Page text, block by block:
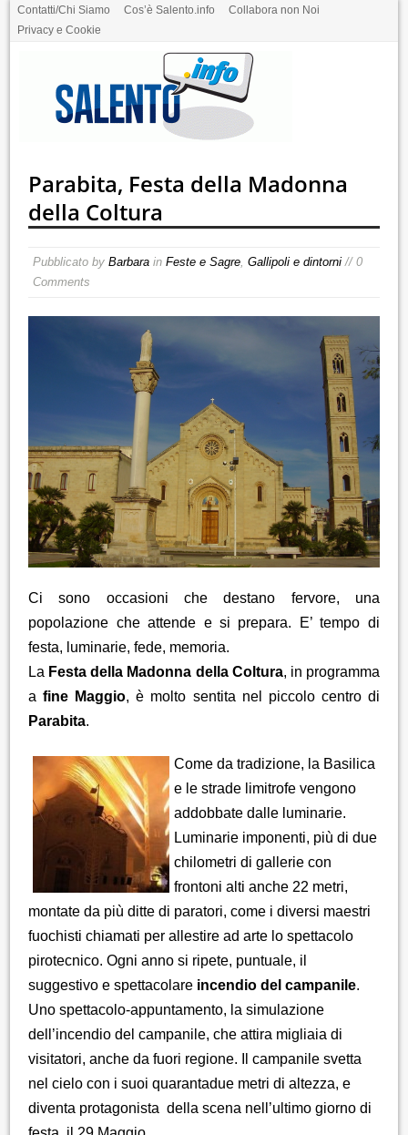
Contatti/Chi Siamo Cos’è Salento.info
Collabora non Noi
Privacy e Cookie
Parabita, Festa della Madonna
della Coltura
Pubblicato byBarbara inFeste e Sagre,Gallipoli e dintorni // 0
Comments
Ci sono occasioni che destano fervore, una
popolazione che attende e si prepara. E’ tempo di
festa, luminarie, fede, memoria.
La Festa della Madonna della Coltura, in programma
afine Maggio, è molto sentita nel piccolo centro di
Parabita.
Come da tradizione, la Basilica
e le strade limitrofe vengono
addobbate dalle luminarie.
Luminarie imponenti, più di due
chilometri di gallerie con
frontoni alti anche 22 metri,
montate da più ditte di paratori, come i diversi maestri
fuochisti chiamati per allestire ad arte lo spettacolo
pirotecnico. Ogni anno si ripete, puntuale, il
suggestivo e spettacolare incendio del campanile.
Uno spettacolo-appuntamento, la simulazione
dell’incendio del campanile, che attira migliaia di
visitatori, anche da fuori regione. Il campanile svetta
nel cielo con i suoi quarantadue metri di altezza, e
diventa protagonista della scena nell’ultimo giorno di